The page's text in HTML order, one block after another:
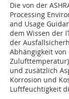
Die von der
Processing
and Usage
dem Wissen der
der
Abhängigkeit
und zusätzlich
Korrosion und
Luftfeuchtigkeit